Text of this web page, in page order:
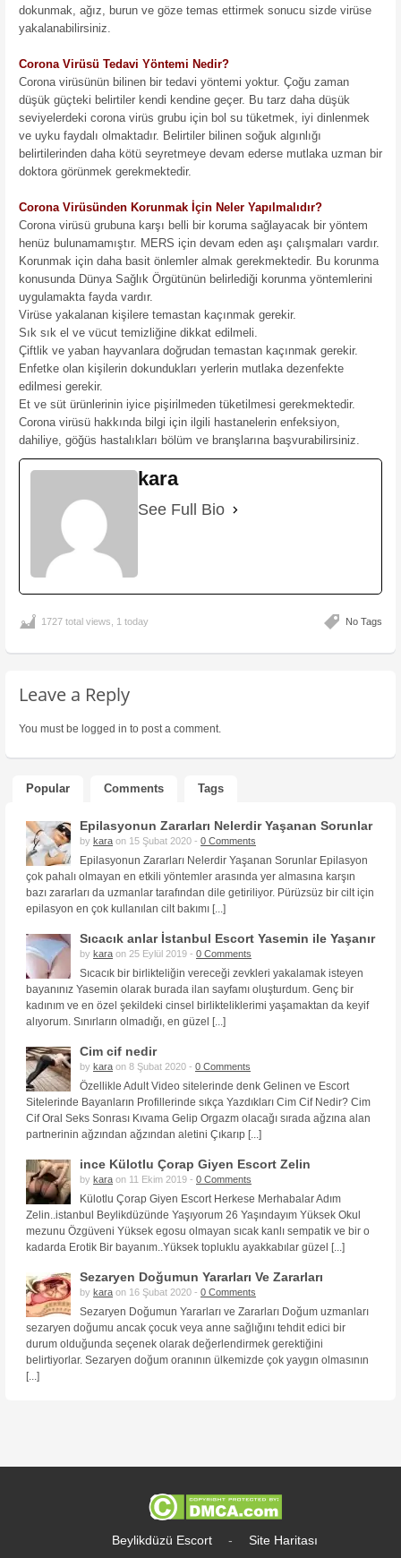
dokunmak, ağız, burun ve göze temas ettirmek sonucu sizde virüse
yakalanabilirsiniz.
Corona Virüsü Tedavi Yöntemi Nedir?
Corona virüsünün bilinen bir tedavi yöntemi yoktur. Çoğu zaman
düşük güçteki belirtiler kendi kendine geçer. Bu tarz daha düşük
seviyelerdeki corona virüs grubu için bol su tüketmek, iyi dinlenmek
ve uyku faydalı olmaktadır. Belirtiler bilinen soğuk algınlığı
belirtilerinden daha kötü seyretmeye devam ederse mutlaka uzman bir
doktora görünmek gerekmektedir.
Corona Virüsünden Korunmak İçin Neler Yapılmalıdır?
Corona virüsü grubuna karşı belli bir koruma sağlayacak bir yöntem
henüz bulunamamıştır. MERS için devam eden aşı çalışmaları vardır.
Korunmak için daha basit önlemler almak gerekmektedir. Bu korunma
konusunda Dünya Sağlık Örgütünün belirlediği korunma yöntemlerini
uygulamakta fayda vardır.
Virüse yakalanan kişilere temastan kaçınmak gerekir.
Sık sık el ve vücut temizliğine dikkat edilmeli.
Çiftlik ve yaban hayvanlara doğrudan temastan kaçınmak gerekir.
Enfetke olan kişilerin dokundukları yerlerin mutlaka dezenfekte
edilmesi gerekir.
Et ve süt ürünlerinin iyice pişirilmeden tüketilmesi gerekmektedir.
Corona virüsü hakkında bilgi için ilgili hastanelerin enfeksiyon,
dahiliye, göğüs hastalıkları bölüm ve branşlarına başvurabilirsiniz.
kara
See Full Bio
No Tags
1727 total views, 1 today
Leave a Reply
You must be logged in to post a comment.
Popular Comments Tags
Epilasyonun Zararları Nelerdir Yaşanan Sorunlar
by kara on 15 Şubat 2020 - 0 Comments
Epilasyonun Zararları Nelerdir Yaşanan Sorunlar Epilasyon
çok pahalı olmayan en etkili yöntemler arasında yer almasına karşın
bazı zararları da uzmanlar tarafından dile getiriliyor. Pürüzsüz bir cilt için
epilasyon en çok kullanılan cilt bakımı [...]
Sıcacık anlar İstanbul Escort Yasemin ile Yaşanır
by kara on 25 Eylül 2019 - 0 Comments
Sıcacık bir birlikteliğin vereceği zevkleri yakalamak isteyen
bayanınız Yasemin olarak burada ilan sayfamı oluşturdum. Genç bir
kadınım ve en özel şekildeki cinsel birlikteliklerimi yaşamaktan da keyif
alıyorum. Sınırların olmadığı, en güzel [...]
Cim cif nedir
by kara on 8 Şubat 2020 - 0 Comments
Özellikle Adult Video sitelerinde denk Gelinen ve Escort
Sitelerinde Bayanların Profillerinde sıkça Yazdıkları Cim Cif Nedir? Cim
Cif Oral Seks Sonrası Kıvama Gelip Orgazm olacağı sırada ağzına alan
partnerinin ağzından ağzından aletini Çıkarıp [...]
ince Külotlu Çorap Giyen Escort Zelin
by kara on 11 Ekim 2019 - 0 Comments
Külotlu Çorap Giyen Escort Herkese Merhabalar Adım
Zelin..istanbul Beylikdüzünde Yaşıyorum 26 Yaşındayım Yüksek Okul
mezunu Özgüveni Yüksek egosu olmayan sıcak kanlı sempatik ve bir o
kadarda Erotik Bir bayanım..Yüksek topluklu ayakkabılar güzel [...]
Sezaryen Doğumun Yararları Ve Zararları
by kara on 16 Şubat 2020 - 0 Comments
Sezaryen Doğumun Yararları ve Zararları Doğum uzmanları
sezaryen doğumu ancak çocuk veya anne sağlığını tehdit edici bir
durum olduğunda seçenek olarak değerlendirmek gerektiğini
belirtiyorlar. Sezaryen doğum oranının ülkemizde çok yaygın olmasının
[...]
Beylikdüzü Escort - Site Haritası